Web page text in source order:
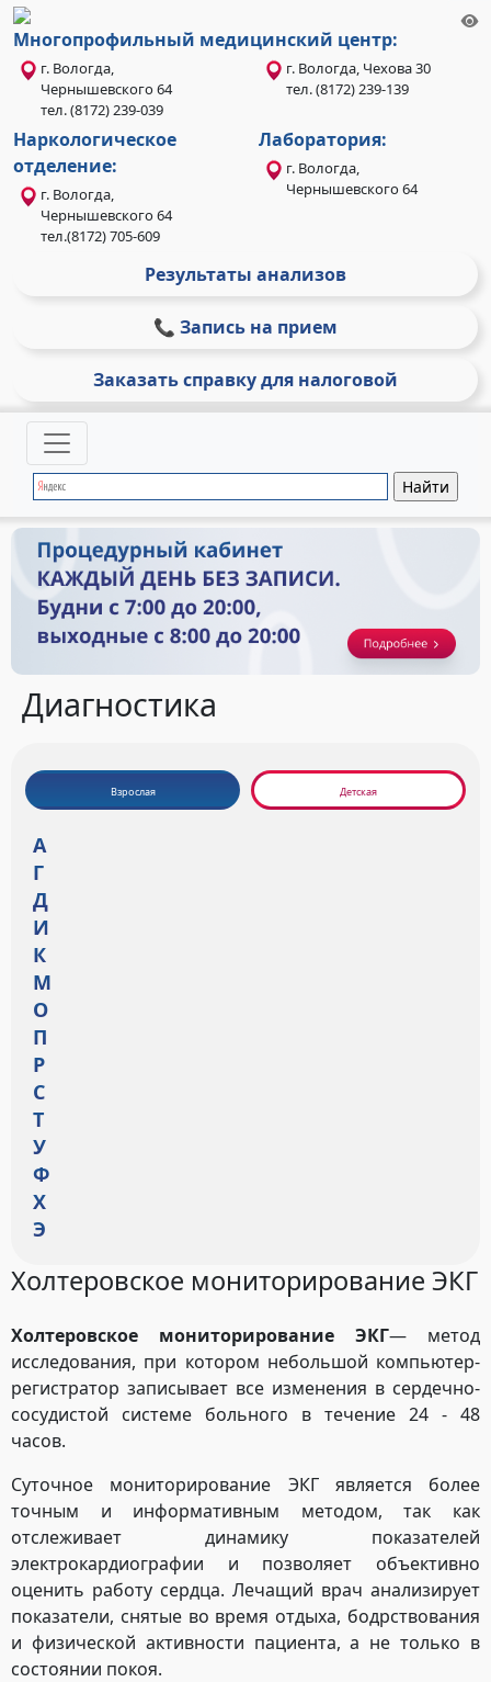
Многопрофильный медицинский центр:
г. Вологда,
Чернышевского 64
тел. (8172) 239-039
г. Вологда, Чехова 30
тел. (8172) 239-139
Наркологическое
отделение:
г. Вологда,
Чернышевского 64
тел.(8172) 705-609
Лаборатория:
г. Вологда,
Чернышевского 64
Результаты анализов
📞 Запись на прием
Заказать справку для налоговой
Диагностика
Взрослая Детская
А
Г
Д
И
К
М
О
П
Р
С
Т
У
Ф
Х
Э
Холтеровское мониторирование ЭКГ
Холтеровское мониторирование ЭКГ— метод
исследования, при котором небольшой компьютер-
регистратор записывает все изменения в сердечно-
сосудистой системе больного в течение 24 - 48
часов.
Суточное мониторирование ЭКГ является более
точным и информативным методом, так как
отслеживает динамику показателей
электрокардиографии и позволяет объективно
оценить работу сердца. Лечащий врач анализирует
показатели, снятые во время отдыха, бодрствования
и физической активности пациента, а не только в
состоянии покоя.